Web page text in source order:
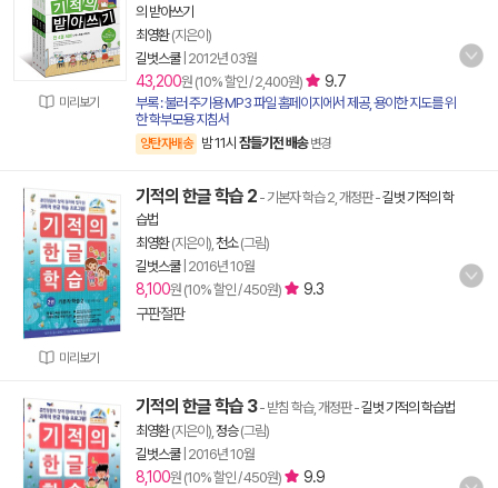
미리보기
의 받아쓰기
최영환(지은이)
길벗스쿨| 2012년 03월
43,200원 (10% 할인 / 2,400원) 9.7
부록 : 불러 주기용 MP3 파일 홈페이지에서 제공, 용이한 지도를 위
한 학부모용 지침서
양탄자배송 밤 11시 잠들기전 배송 변경
미리보기
기적의 한글 학습 2 - 기본자 학습 2, 개정판-길벗 기적의 학
습법
최영환(지은이), 천소(그림)
길벗스쿨| 2016년 10월
8,100원 (10% 할인 / 450원)
9.3
구판절판
기적의 한글 학습 3- 받침 학습, 개정판-길벗 기적의 학습법
최영환(지은이), 정승(그림)
길벗스쿨| 2016년 10월
8,100원 (10% 할인 / 450원)
9.9